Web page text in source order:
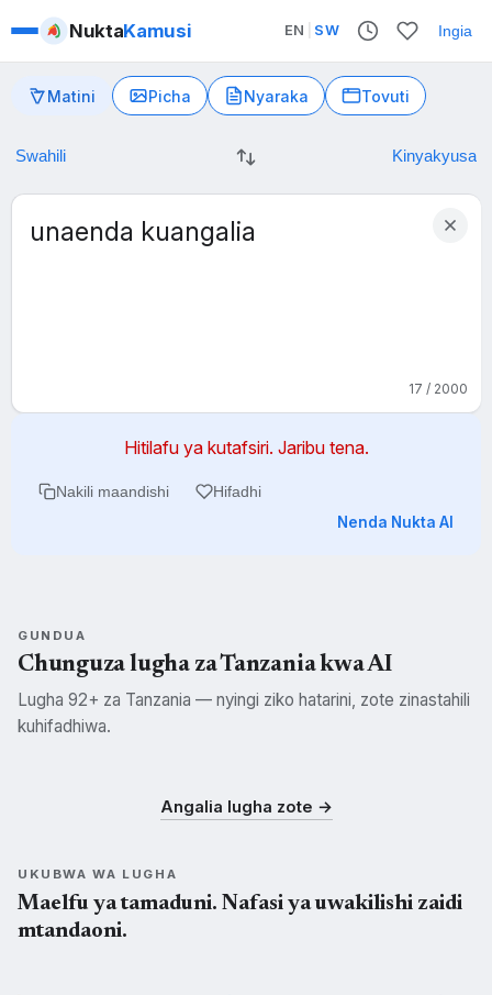
NuktaKamusi EN SW Ingia
Matini Picha Nyaraka Tovuti
17 / 2000
Hitilafu ya kutafsiri. Jaribu tena.
Nakili maandishi Hifadhi
Nenda Nukta AI
GUNDUA
Chunguza lugha za Tanzania kwa AI
Lugha 92+ za Tanzania — nyingi ziko hatarini, zote zinastahili
kuhifadhiwa.
Swahili
Angalia lugha zote →
UKUBWA WA LUGHA
Maelfu ya tamaduni. Nafasi ya uwakilishi zaidi
mtandaoni.